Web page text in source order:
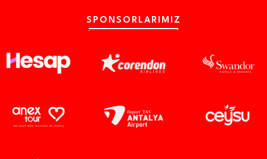
SPONSORLARIMIZ